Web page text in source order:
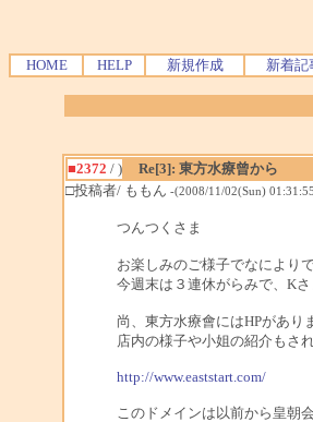
HOME HELP 新規作成 新着記
■2372 / )
Re[3]: 東方水療曾から
□投稿者/ ももん -(2008/11/02(Sun)
つんつくさま
お楽しみのご様子でなによりで
今週末は３連休がらみで、K
尚、東方水療會にはHPがあり
店内の様子や小姐の紹介もさ
http://www.eaststart.com/
このドメインは以前から皇朝